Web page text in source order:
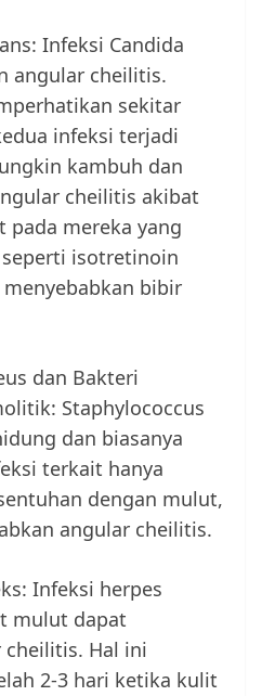
Infeksi Candida
angular cheilitis.
sekitar
infeksi terjadi
kambuh dan
cheilitis akibat
pada mereka yang
isotretinoin
bibir
dan Bakteri
Staphylococcus
dan biasanya
terkait hanya
dengan mulut,
angular cheilitis.
Infeksi herpes
mulut dapat
cheilitis. Hal ini
2-3 hari ketika kulit